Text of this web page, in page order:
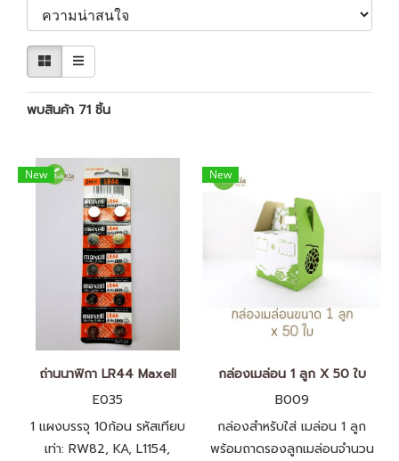
พบสินค้า 71 ชิ้น
New
ถ่านนาฟิกา LR44 Maxell
E035
1 แผงบรรจุ 10ก้อน รหัสเทียบ
เท่า: RW82, KA, L1154,
New
กล่องเมล่อน 1 ลูก X 50 ใบ
B009
กล่องสำหรับใส่ เมล่อน 1 ลูก
พร้อมถาดรองลูกเมล่อนจำนวน